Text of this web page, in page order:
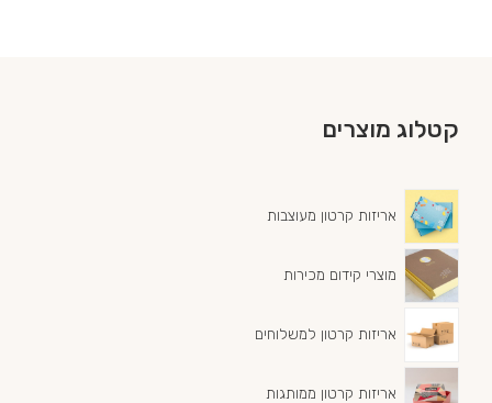
קטלוג מוצרים
אריזות קרטון מעוצבות
מוצרי קידום מכירות
אריזות קרטון למשלוחים
אריזות קרטון ממותגות